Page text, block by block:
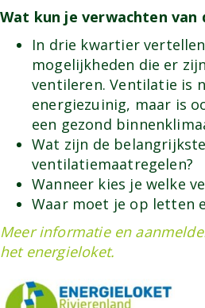
Wat kun je verwachten van
In drie kwartier
mogelijkheden die er
ventileren. Ventilatie is
energiezuinig, maar is
een gezond
Wat zijn de belangrijkste
ventilatiemaatregelen?
Wanneer kies je welke
Waar moet je op letten
Meer informatie en
het energieloket.